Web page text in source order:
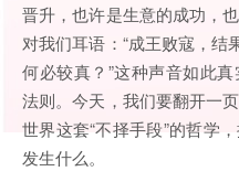
晋升，也许是生意的成功，
对我们耳语：“成王败寇，结
何必较真？”这种声音如此
法则。今天，我们要翻开一
世界这套“不择手段”的哲学
发生什么。